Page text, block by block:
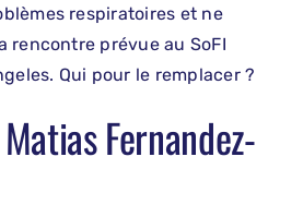
respiratoires et ne
rencontre prévue au SoFI
Qui pour le remplacer ?
Fernandez-